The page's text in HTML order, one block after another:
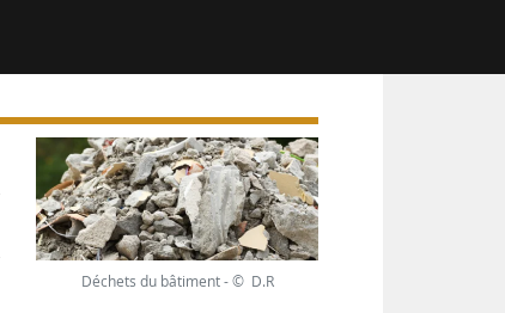
Déchets du bâtiment - © D.R